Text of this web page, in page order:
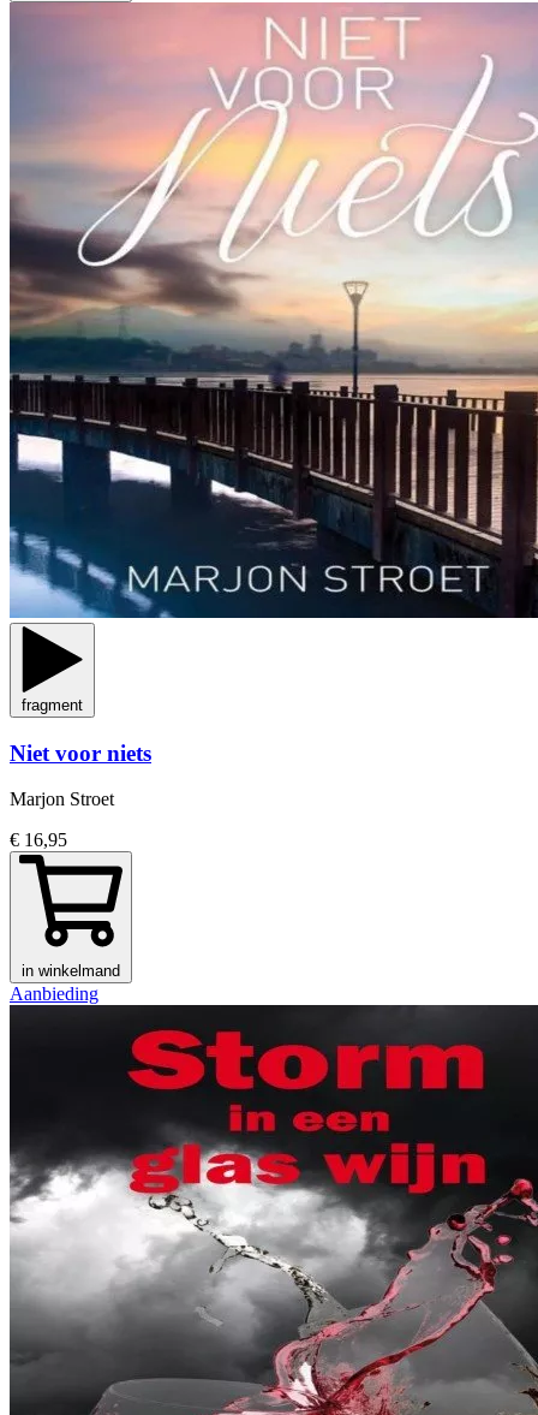
fragment
Niet voor niets
Marjon Stroet
€ 16,95
in winkelmand
Aanbieding